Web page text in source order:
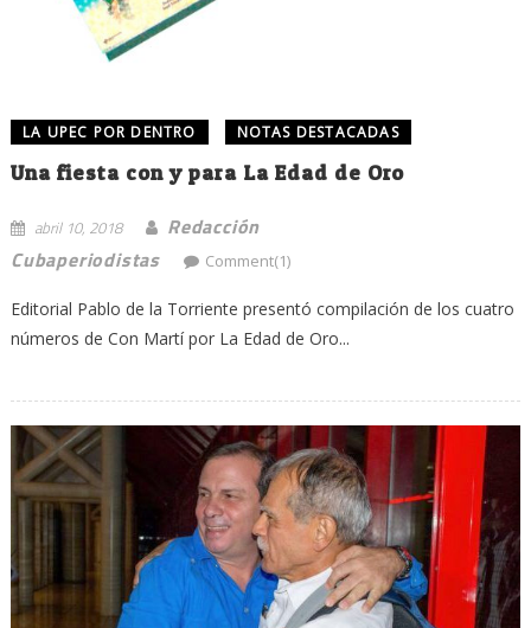
LA UPEC POR DENTRO NOTAS DESTACADAS
Una fiesta con y para La Edad de Oro
abril 10, 2018
Redacción
Cubaperiodistas
Comment(1)
Editorial Pablo de la Torriente presentó compilación de los cuatro
números de Con Martí por La Edad de Oro...